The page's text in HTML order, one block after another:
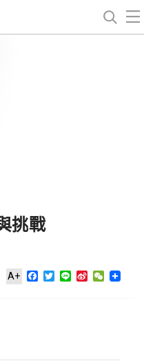
挑戰
A+ Facebook
Twitter
Line Sina WeChat